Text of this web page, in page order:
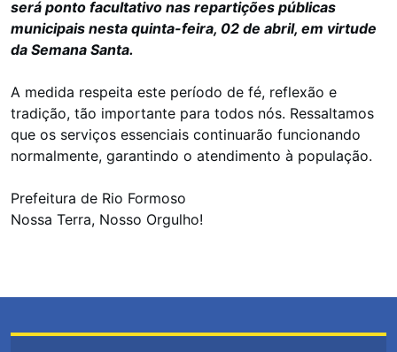
será ponto facultativo nas repartições públicas
municipais nesta quinta-feira, 02 de abril, em virtude
da Semana Santa.
A medida respeita este período de fé, reflexão e
tradição, tão importante para todos nós. Ressaltamos
que os serviços essenciais continuarão funcionando
normalmente, garantindo o atendimento à população.
Prefeitura de Rio Formoso
Nossa Terra, Nosso Orgulho!